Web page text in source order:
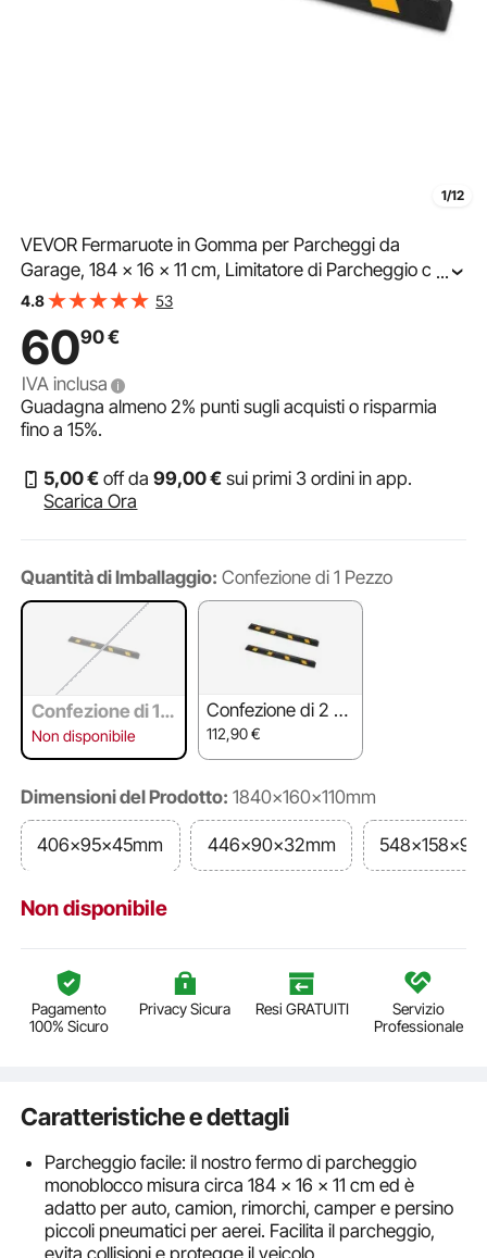
1/12
VEVOR Fermaruote in Gomma per Parcheggi da
Garage, 184 x 16 x 11 cm, Limitatore di Parcheggio con
Strisce Riflettenti, Blocchi Fermi Ruota in Gomma per
...
4.8 53
6090€
IVA inclusa
Guadagna almeno2% punti sugli acquisti o risparmia
fino a15%.
5,00€ off da99,00€ sui primi 3 ordini in app.
Scarica Ora
Quantità di Imballaggio: Confezione di 1 Pezzo
Confezione di 1 P
ezzo
Non disponibile
Confezione di 2 Pe
zzo
112,90€
Dimensioni del Prodotto: 1840x160x110mm
406x95x45mm 446x90x32mm
Non disponibile
Pagamento
100% Sicuro
Privacy Sicura Resi GRATUITI
Servizio
Professionale
Caratteristiche e dettagli
Parcheggio facile: il nostro fermo di parcheggio
monoblocco misura circa 184 x 16 x 11 cm ed è
adatto per auto, camion, rimorchi, camper e persino
piccoli pneumatici per aerei. Facilita il parcheggio,